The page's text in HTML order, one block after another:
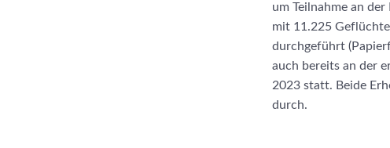
um Teilnahme an
mit 11.225
durchgeführt
auch bereits an der
2023 statt. Beide
durch.